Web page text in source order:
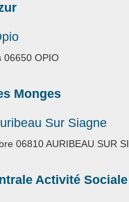
06650 OPIO
Monges
Sur Siagne
06810 AURIBEAU SUR
Activité Sociale